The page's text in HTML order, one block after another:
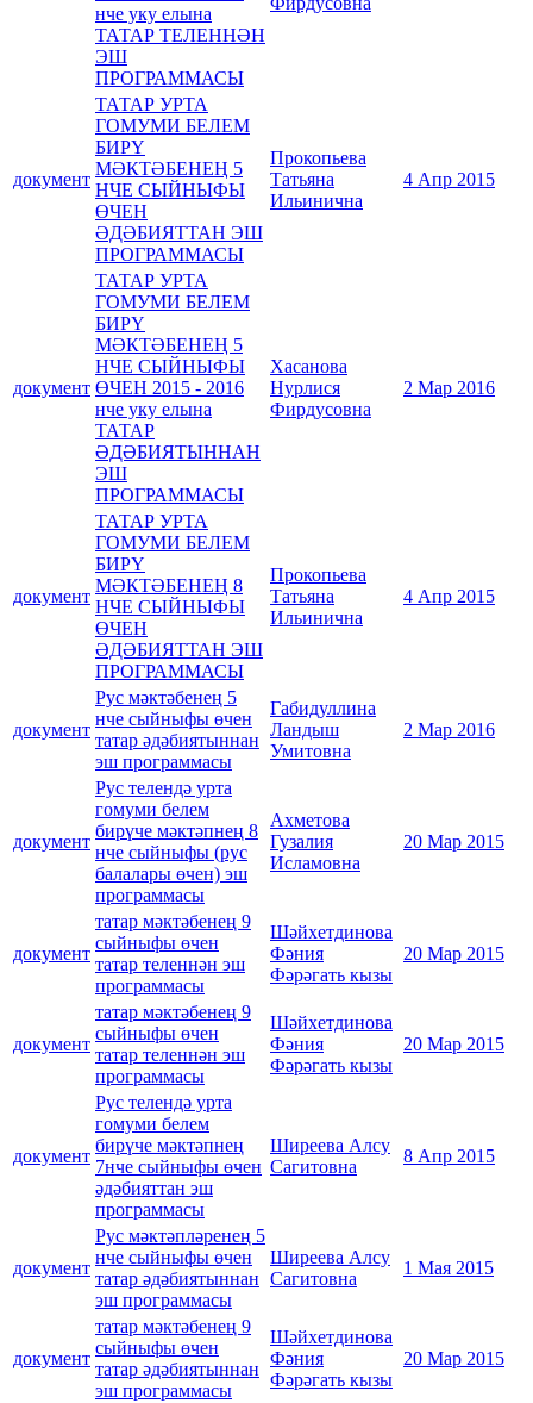
нче уку елына
ТАТАР ТЕЛЕННӘН
ЭШ
ПРОГРАММАСЫ
документ
ТАТАР УРТА
ГОМУМИ БЕЛЕМ
БИРҮ
МӘКТӘБЕНЕҢ 5
НЧЕ СЫЙНЫФЫ
ӨЧЕН
ӘДӘБИЯТТАН ЭШ
ПРОГРАММАСЫ
Прокопьева
Татьяна
Ильинична
4 Апр 2015
документ
ТАТАР УРТА
ГОМУМИ БЕЛЕМ
БИРҮ
МӘКТӘБЕНЕҢ 5
НЧЕ СЫЙНЫФЫ
ӨЧЕН 2015 - 2016
нче уку елына
ТАТАР
ӘДӘБИЯТЫННАН
ЭШ
ПРОГРАММАСЫ
Хасанова
Нурлися
Фирдусовна
2 Мар 2016
документ
ТАТАР УРТА
ГОМУМИ БЕЛЕМ
БИРҮ
МӘКТӘБЕНЕҢ 8
НЧЕ СЫЙНЫФЫ
ӨЧЕН
ӘДӘБИЯТТАН ЭШ
ПРОГРАММАСЫ
Прокопьева
Татьяна
Ильинична
4 Апр 2015
документ
Рус мәктәбенең 5
нче сыйныфы өчен
татар әдәбиятыннан
эш программасы
Габидуллина
Ландыш
Умитовна
2 Мар 2016
документ
Рус телендә урта
гомуми белем
бирүче мәктәпнең 8
нче сыйныфы (рус
балалары өчен) эш
программасы
Ахметова
Гузалия
Исламовна
20 Мар 2015
документ
татар мәктәбенең 9
сыйныфы өчен
татар теленнән эш
программасы
Шәйхетдинова
Фәния
Фәрәгать кызы
20 Мар 2015
документ
татар мәктәбенең 9
сыйныфы өчен
татар теленнән эш
программасы
Шәйхетдинова
Фәния
Фәрәгать кызы
20 Мар 2015
документ
Рус телендә урта
гомуми белем
бирүче мәктәпнең
7нче сыйныфы өчен
әдәбияттан эш
программасы
Ширеева Алсу
Сагитовна
8 Апр 2015
документ
Рус мәктәпләренең 5
нче сыйныфы өчен
татар әдәбиятыннан
эш программасы
Ширеева Алсу
Сагитовна
1 Мая 2015
документ
татар мәктәбенең 9
сыйныфы өчен
татар әдәбиятыннан
эш программасы
Шәйхетдинова
Фәния
Фәрәгать кызы
20 Мар 2015